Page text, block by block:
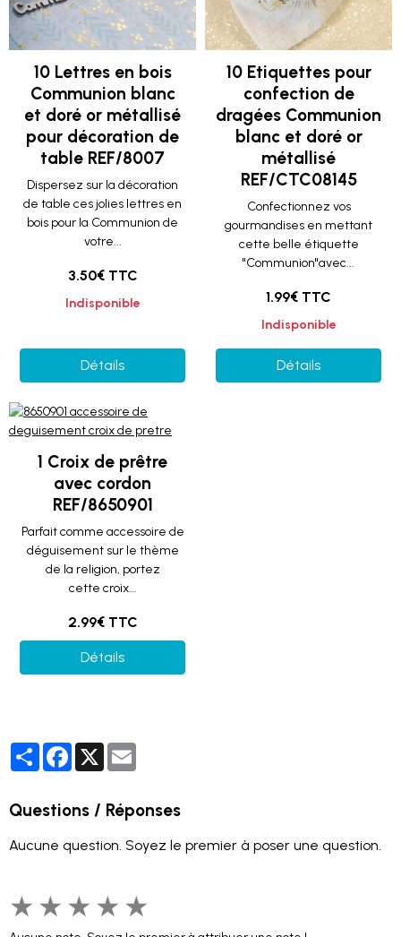
10 Lettres en bois
Communion blanc
et doré or métallisé
pour décoration de
table REF/8007
Dispersez sur la décoration
de table ces jolies lettres en
bois pour la Communion de
votre...
3.50€ TTC
Indisponible
Détails
10 Etiquettes pour
confection de
dragées Communion
blanc et doré or
métallisé
REF/CTC08145
Confectionnez vos
gourmandises en mettant
cette belle étiquette
"Communion"avec...
1.99€ TTC
Indisponible
Détails
1 Croix de prêtre
avec cordon
REF/8650901
Parfait comme accessoire de
déguisement sur le thème
de la religion, portez
cette croix...
2.99€ TTC
Détails
PartagerFacebook
X
Questions / Réponses
Aucune question. Soyez le premier à poser une question.
★ ★ ★ ★ ★